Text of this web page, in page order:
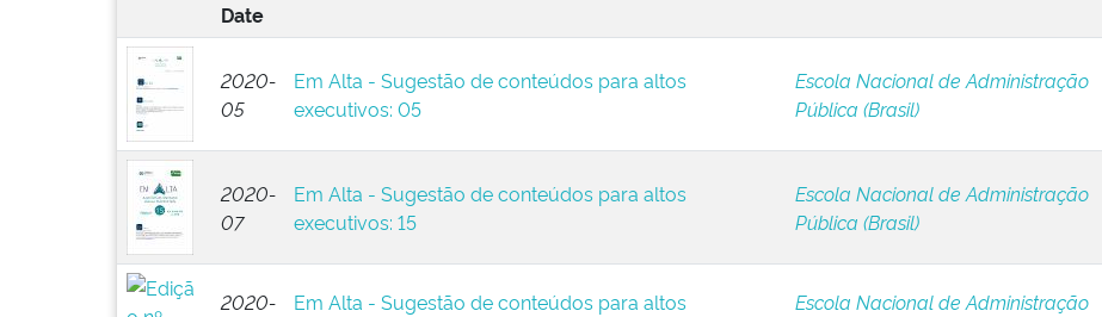
Date
2020-
05
Em Alta - Sugestão de conteúdos para altos
executivos: 05
Escola Nacional de Administração
Pública (Brasil)
2020-
07
Em Alta - Sugestão de conteúdos para altos
executivos: 15
Escola Nacional de Administração
Pública (Brasil)
2020-
Em Alta - Sugestão de conteúdos para altos
Escola Nacional de Administração